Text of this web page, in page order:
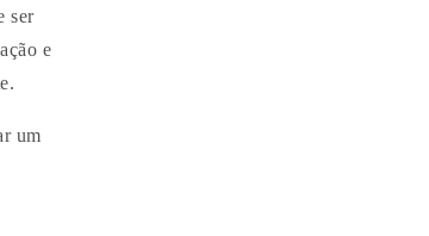
ser
e
um